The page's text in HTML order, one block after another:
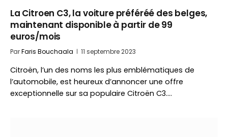
La Citroen C3, la voiture préféréé des belges,
maintenant disponible à partir de 99
euros/mois
ParFaris Bouchaala 11 septembre 2023
Citroën, l’un des noms les plus emblématiques de
l’automobile, est heureux d’annoncer une offre
exceptionnelle sur sa populaire Citroën C3.…